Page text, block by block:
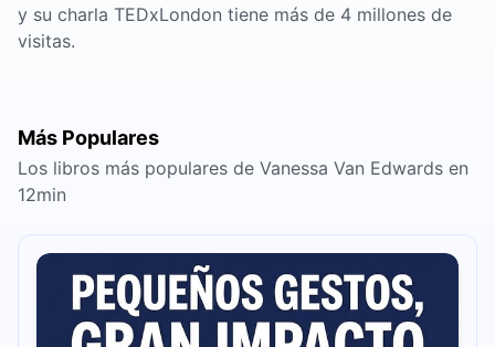
y su charla TEDxLondon tiene más de 4 millones de
visitas.
Más Populares
Los libros más populares de Vanessa Van Edwards en
12min